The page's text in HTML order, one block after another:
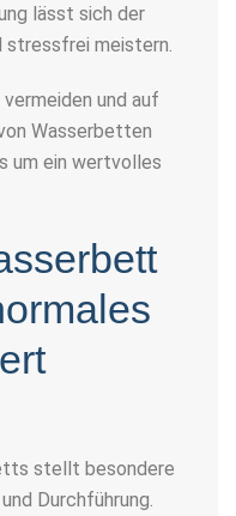
lässt sich der
stressfrei meistern.
und auf
Wasserbetten
um ein wertvolles
stellt besondere
Durchführung.